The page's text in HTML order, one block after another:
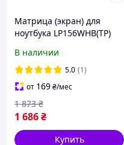
Матрица (экран) для
ноутбука LP156WHB(TP)
(GA), (TP)(G2)
В наличии
5.0 (1)
от 169₴/мес
1 686₴
1 873 ₴
Купить